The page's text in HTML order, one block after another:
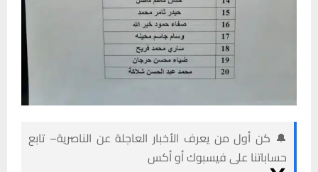
🔔 كن أول من يعرف الأخبار العاجلة عن الناصرية– تابع
حساباتنا على فيسبوك أو أكس